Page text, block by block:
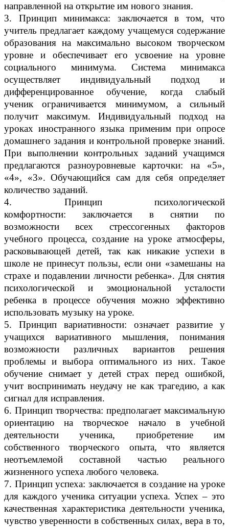
направленной на открытие им нового знания.
3. Принцип минимакса: заключается в том, что
учитель предлагает каждому учащемуся содержание
образования на максимально высоком творческом
уровне и обеспечивает его усвоение на уровне
социального минимума. Система минимакса
осуществляет индивидуальный подход и
дифференцированное обучение, когда слабый
ученик ограничивается минимумом, а сильный
получит максимум. Индивидуальный подход на
уроках иностранного языка применим при опросе
домашнего задания и контрольной проверке знаний.
При выполнении контрольных заданий учащимся
предлагаются разноуровневые карточки: на «5»,
«4», «3». Обучающийся сам для себя определяет
количество заданий.
4. Принцип психологической
комфортности: заключается в снятии по
возможности всех стрессогенных факторов
учебного процесса, создание на уроке атмосферы,
расковывающей детей, так как никакие успехи в
школе не принесут пользы, если они «замешаны на
страхе и подавлении личности ребенка». Для снятия
психологической и эмоциональной усталости
ребенка в процессе обучения можно эффективно
использовать музыку на уроке.
5. Принцип вариативности: означает развитие у
учащихся вариативного мышления, понимания
возможности различных вариантов решения
проблемы и выбора оптимального из них. Такое
обучение снимает у детей страх перед ошибкой,
учит воспринимать неудачу не как трагедию, а как
сигнал для исправления.
6. Принцип творчества: предполагает максимальную
ориентацию на творческое начало в учебной
деятельности ученика, приобретение им
собственного творческого опыта, что является
неотъемлемой составной частью реального
жизненного успеха любого человека.
7. Принцип успеха: заключается в создание на уроке
для каждого ученика ситуации успеха. Успех – это
качественная характеристика деятельности ученика,
чувство уверенности в собственных силах, вера в то,